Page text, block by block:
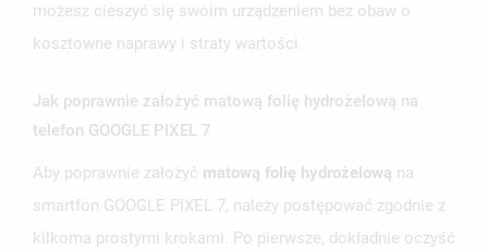
możesz cieszyć się swoim urządzeniem bez obaw o
kosztowne naprawy i straty wartości.
Jak poprawnie założyć matową folię hydrożelową na
telefon GOOGLE PIXEL 7
Aby poprawnie założyć matową folię hydrożelową na
smartfon GOOGLE PIXEL 7, należy postępować zgodnie z
kilkoma prostymi krokami. Po pierwsze, dokładnie oczyść